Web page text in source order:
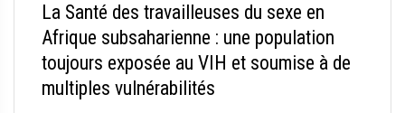
La Santé des travailleuses du sexe en
Afrique subsaharienne : une population
toujours exposée au VIH et soumise à de
multiples vulnérabilités